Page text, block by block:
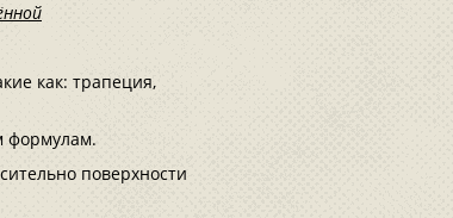
как: трапеция,
формулам.
поверхности